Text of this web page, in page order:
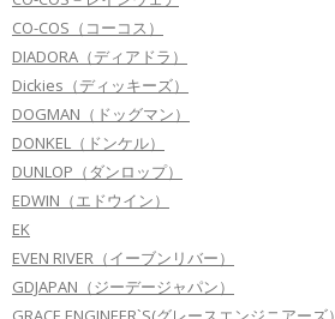
CO-COS（コーコス）
DIADORA（ディアドラ）
Dickies（ディッキーズ）
DOGMAN（ドッグマン）
DONKEL（ドンケル）
DUNLOP（ダンロップ）
EDWIN（エドウイン）
EK
EVEN RIVER（イーブンリバー）
GDJAPAN（ジーデージャパン）